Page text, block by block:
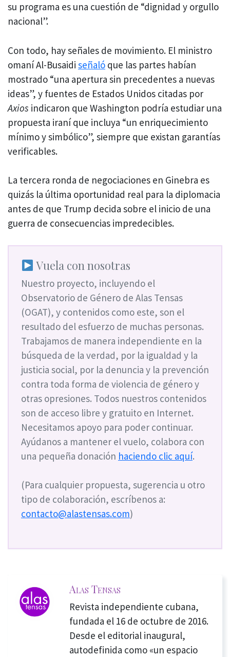
su programa es una cuestión de “dignidad y orgullo
nacional”.
Con todo, hay señales de movimiento. El ministro
omaní Al-Busaidi señaló que las partes habían
mostrado “una apertura sin precedentes a nuevas
ideas”, y fuentes de Estados Unidos citadas por
Axios indicaron que Washington podría estudiar una
propuesta iraní que incluya “un enriquecimiento
mínimo y simbólico”, siempre que existan garantías
verificables.
La tercera ronda de negociaciones en Ginebra es
quizás la última oportunidad real para la diplomacia
antes de que Trump decida sobre el inicio de una
guerra de consecuencias impredecibles.
Vuela con nosotras
Nuestro proyecto, incluyendo el
Observatorio de Género de Alas Tensas
(OGAT), y contenidos como este, son el
resultado del esfuerzo de muchas personas.
Trabajamos de manera independiente en la
búsqueda de la verdad, por la igualdad y la
justicia social, por la denuncia y la prevención
contra toda forma de violencia de género y
otras opresiones. Todos nuestros contenidos
son de acceso libre y gratuito en Internet.
Necesitamos apoyo para poder continuar.
Ayúdanos a mantener el vuelo, colabora con
una pequeña donación haciendo clic aquí.
(Para cualquier propuesta, sugerencia u otro
tipo de colaboración, escríbenos a:
contacto@alastensas.com)
Alas Tensas
Revista independiente cubana,
fundada el 16 de octubre de 2016.
Desde el editorial inaugural,
autodefinida como «un espacio